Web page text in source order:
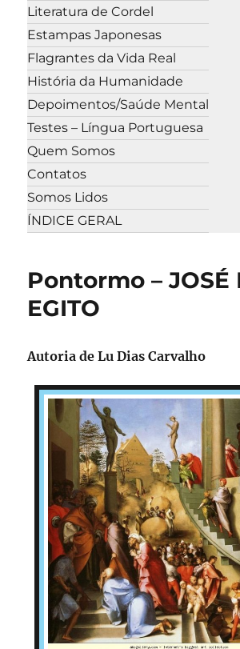
Literatura de Cordel
Estampas Japonesas
Flagrantes da Vida Real
História da Humanidade
Depoimentos/Saúde Mental
Testes – Língua Portuguesa
Quem Somos
Contatos
Somos Lidos
ÍNDICE GERAL
Pontormo – JOSÉ
EGITO
Autoria de Lu Dias Carvalho